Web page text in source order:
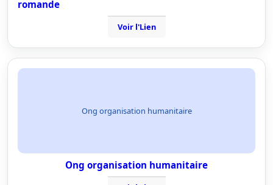
romande
Voir l'Lien
Ong organisation humanitaire
Ong organisation humanitaire